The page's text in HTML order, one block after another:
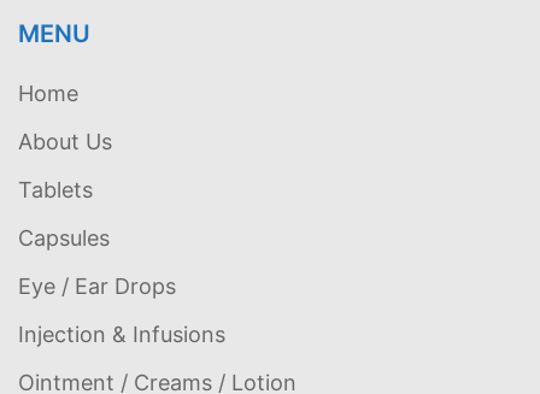
MENU
Home
About Us
Tablets
Capsules
Eye / Ear Drops
Injection & Infusions
Ointment / Creams / Lotion